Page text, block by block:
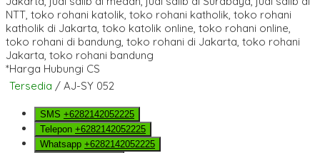
*Harga Hubungi CS
Tersedia / AJ-SY 052
SMS +6282142052225
Telepon +6282142052225
Whatsapp +6282142052225